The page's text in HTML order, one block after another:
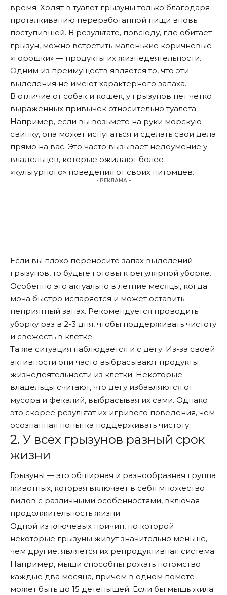
время. Ходят в туалет грызуны только благодаря
проталкиванию переработанной пищи вновь
поступившей. В результате, повсюду, где обитает
грызун, можно встретить маленькие коричневые
«горошки» — продукты их жизнедеятельности.
Одним из преимуществ является то, что эти
выделения не имеют характерного запаха.
В отличие от собак и кошек, у грызунов нет четко
выраженных привычек относительно туалета.
Например, если вы возьмете на руки морскую
свинку, она может испугаться и сделать свои дела
прямо на вас. Это часто вызывает недоумение у
владельцев, которые ожидают более
«культурного» поведения от своих питомцев.
- РЕКЛАМА -
Если вы плохо переносите запах выделений
грызунов, то будьте готовы к регулярной уборке.
Особенно это актуально в летние месяцы, когда
моча быстро испаряется и может оставить
неприятный запах. Рекомендуется проводить
уборку раз в 2-3 дня, чтобы поддерживать чистоту
и свежесть в клетке.
Та же ситуация наблюдается и с дегу. Из-за своей
активности они часто выбрасывают продукты
жизнедеятельности из клетки. Некоторые
владельцы считают, что дегу избавляются от
мусора и фекалий, выбрасывая их сами. Однако
это скорее результат их игривого поведения, чем
осознанная попытка поддерживать чистоту.
2. У всех грызунов разный срок
жизни
Грызуны — это обширная и разнообразная группа
животных, которая включает в себя множество
видов с различными особенностями, включая
продолжительность жизни.
Одной из ключевых причин, по которой
некоторые грызуны живут значительно меньше,
чем другие, является их репродуктивная система.
Например, мыши способны рожать потомство
каждые два месяца, причем в одном помете
может быть до 15 детенышей. Если бы мышь жила